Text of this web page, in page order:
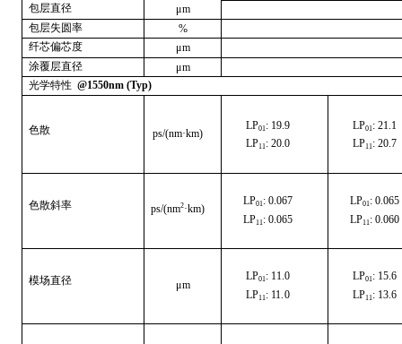
包层直径
μm
包层失圆率
%
纤芯偏芯度
μm
涂覆层直径
μm
光学特性 @1550nm (Typ)
色散 ps/(nm·km)
LP01 : 19 9
LP11: 20.0
LP01 : 21 1
LP11: 20.7
色散斜率 ps/(nm2·km)
LP01: 0.067
LP11:0.065
LP01: 0.065
LP11:0.060
模场直径 μm
LP01: 11.0
LP11: 11.0
LP01: 15.6
LP11: 13.6